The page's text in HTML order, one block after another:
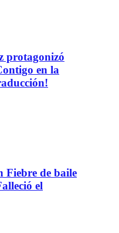
protagonizó
en la
Fiebre de baile
el